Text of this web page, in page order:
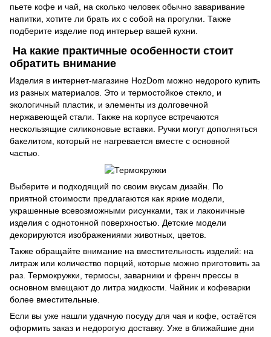
пьете кофе и чай, на сколько человек обычно заваривание
напитки, хотите ли брать их с собой на прогулки. Также
подберите изделие под интерьер вашей кухни.
На какие практичные особенности стоит
обратить внимание
Изделия в интернет-магазине HozDom можно недорого купить
из разных материалов. Это и термостойкое стекло, и
экологичный пластик, и элементы из долговечной
нержавеющей стали. Также на корпусе встречаются
нескользящие силиконовые вставки. Ручки могут дополняться
бакелитом, который не нагревается вместе с основной
частью.
Выберите и подходящий по своим вкусам дизайн. По
приятной стоимости предлагаются как яркие модели,
украшенные всевозможными рисунками, так и лаконичные
изделия с однотонной поверхностью. Детские модели
декорируются изображениями животных, цветов.
Также обращайте внимание на вместительность изделий: на
литраж или количество порций, которые можно приготовить за
раз. Термокружки, термосы, заварники и френч прессы в
основном вмещают до литра жидкости. Чайник и кофеварки
более вместительные.
Если вы уже нашли удачную посуду для чая и кофе, остаётся
оформить заказ и недорогую доставку. Уже в ближайшие дни